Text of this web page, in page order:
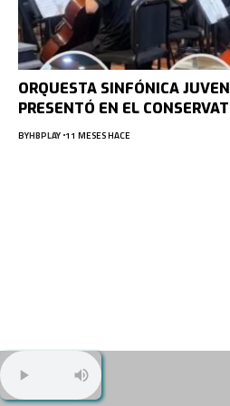
ORQUESTA SINFÓNICA
PRESENTÓ EN EL
BYHBPLAY 11 MESES HACE